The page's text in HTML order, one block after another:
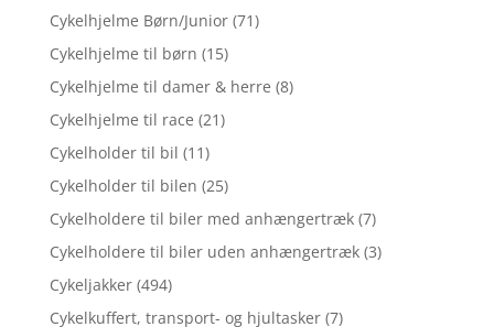
Cykelhjelme Børn/Junior (71)
Cykelhjelme til børn (15)
Cykelhjelme til damer & herre (8)
Cykelhjelme til race (21)
Cykelholder til bil (11)
Cykelholder til bilen (25)
Cykelholdere til biler med anhængertræk (7)
Cykelholdere til biler uden anhængertræk (3)
Cykeljakker (494)
Cykelkuffert, transport- og hjultasker (7)